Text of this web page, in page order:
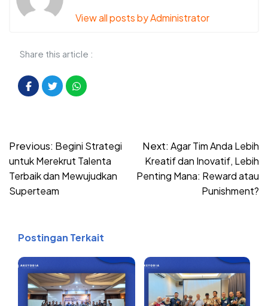
View all posts by Administrator
Share this article :
navigation
Previous: Begini Strategi
untuk Merekrut Talenta
Terbaik dan Mewujudkan
Superteam
Next:Agar Tim Anda Lebih
Kreatif dan Inovatif, Lebih
Penting Mana: Reward atau
Punishment?
Postingan Terkait